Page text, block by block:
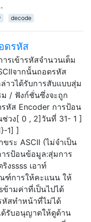
decode
ดรหัส
รเข้ารหัสจำนวนเต็ม
จากนั้นถอดรหัส
าวได้รับการสับแบบสุ่ม
/ ฟังก์ชั่นซึ่งจะถูก
รหัส Encoder การป้อน
วง[ 0 , 2]วันที่ 31- 1 ]
1] ]
ระ ASCII (ไม่จำเป็น
รป้อนข้อมูล:สุ่มการ
งssss เอาท์
ฑ์การให้คะแนน ให้
ข้ามค่าที่เป็นไปได้
หัสทำหน้าที่ไม่ได้
ด้รับอนุญาตให้ดูด้าน